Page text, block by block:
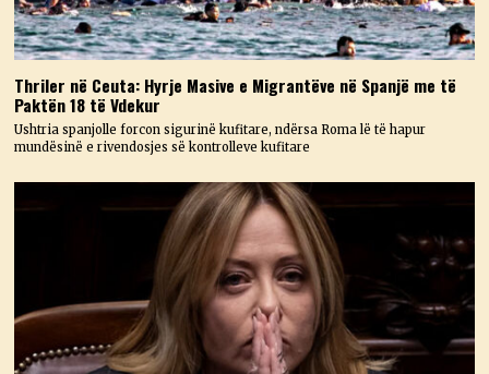
Thriler në Ceuta: Hyrje Masive e Migrantëve në Spanjë me të
Paktën 18 të Vdekur
Ushtria spanjolle forcon sigurinë kufitare, ndërsa Roma lë të hapur
mundësinë e rivendosjes së kontrolleve kufitare